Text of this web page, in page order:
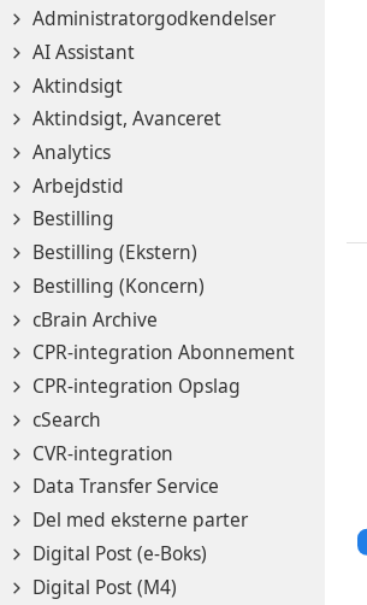
Administratorgodkendelser
AI Assistant
Aktindsigt
Aktindsigt, Avanceret
Analytics
Arbejdstid
Bestilling
Bestilling (Ekstern)
Bestilling (Koncern)
cBrain Archive
CPR-integration Abonnement
CPR-integration Opslag
cSearch
CVR-integration
Data Transfer Service
Del med eksterne parter
Digital Post (e-Boks)
Digital Post (M4)